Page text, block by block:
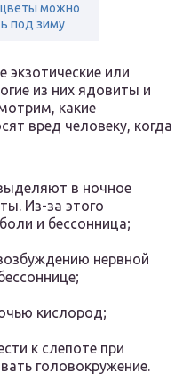
цветы можно
под зиму
экзотические или
из них ядовиты и
какие
вред человеку, когда
в ночное
Из-за этого
и бессонница;
нервной
кислород;
к слепоте при
головокружение.